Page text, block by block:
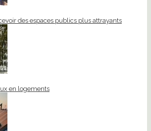
des espaces publics plus attrayants
en logements